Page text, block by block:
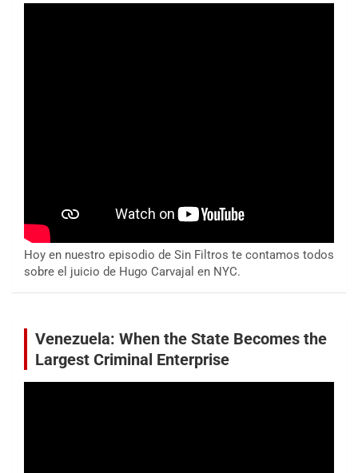
Hoy en nuestro episodio de Sin Filtros te contamos todos
sobre el juicio de Hugo Carvajal en NYC.
Venezuela: When the State Becomes the
Largest Criminal Enterprise